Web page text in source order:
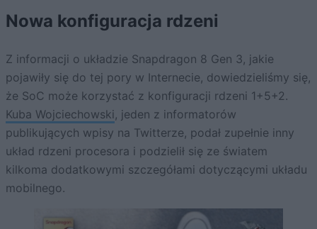
Nowa konfiguracja rdzeni
Z informacji o układzie Snapdragon 8 Gen 3, jakie
pojawiły się do tej pory w Internecie, dowiedzieliśmy się,
że SoC może korzystać z konfiguracji rdzeni 1+5+2.
Kuba Wojciechowski, jeden z informatorów
publikujących wpisy na Twitterze, podał zupełnie inny
układ rdzeni procesora i podzielił się ze światem
kilkoma dodatkowymi szczegółami dotyczącymi układu
mobilnego.